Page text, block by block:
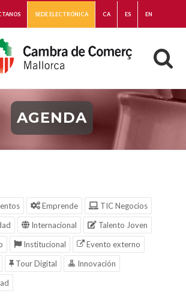
SEDE ELECTRÓNICA CA ES EN
AGENDA
Emprende
TIC Negocios
Internacional
Talento Joven
Institucional
Evento externo
Tour Digital
Innovación